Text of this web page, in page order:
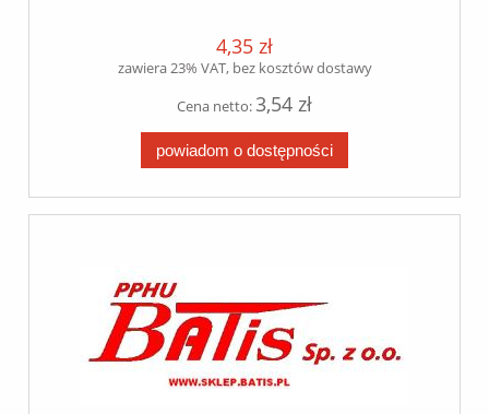
4,35 zł
zawiera 23% VAT, bez kosztów dostawy
Cena netto:3,54 zł
powiadom o dostępności